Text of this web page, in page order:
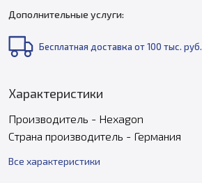
Дополнительные услуги:
Бесплатная доставка от 100 тыс. руб.
Характеристики
Производитель - Hexagon
Страна производитель - Германия
Все характеристики